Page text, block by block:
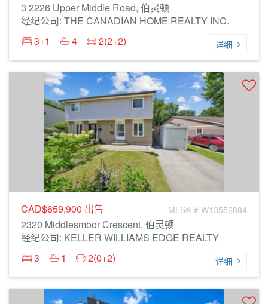
3 2226 Upper Middle Road, 伯灵顿
经纪公司: THE CANADIAN HOME REALTY INC.
3+1
4 2(2+2) 详细
CAD$659,900 出售 MLS® # W13556884
2320 Middlesmoor Crescent, 伯灵顿
经纪公司: KELLER WILLIAMS EDGE REALTY
3
1 2(0+2) 详细